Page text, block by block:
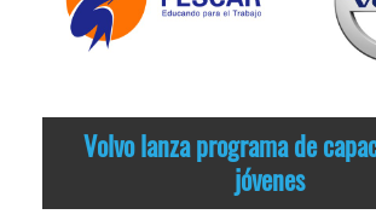
Volvo lanza programa de
jóvenes